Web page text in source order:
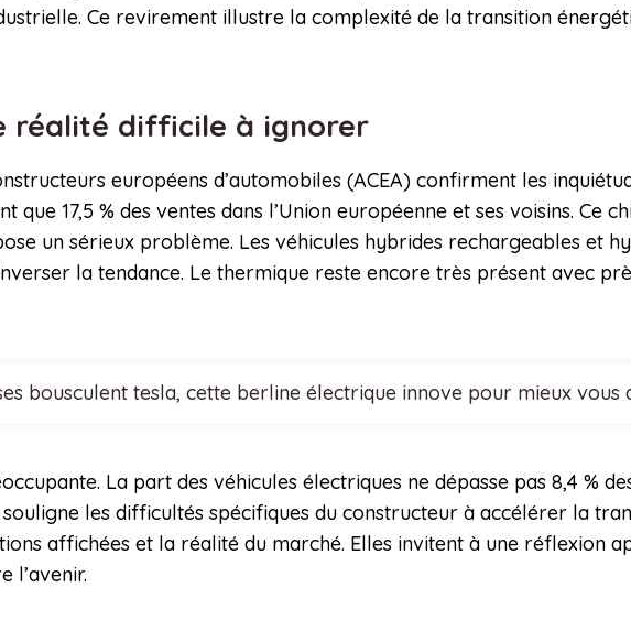
Ce revirement illustre la complexité de la transition
réalité difficile à ignorer
européens d’automobiles (ACEA) confirment les
17,5 % des ventes dans l’Union européenne et ses voisins. Ce
un sérieux problème. Les véhicules hybrides rechargeables et
la tendance. Le thermique reste encore très présent avec
bousculent tesla, cette berline électrique innove pour mieux vous
La part des véhicules électriques ne dépasse pas 8,4 %
les difficultés spécifiques du constructeur à accélérer la
affichées et la réalité du marché. Elles invitent à une réflexion
l’avenir.